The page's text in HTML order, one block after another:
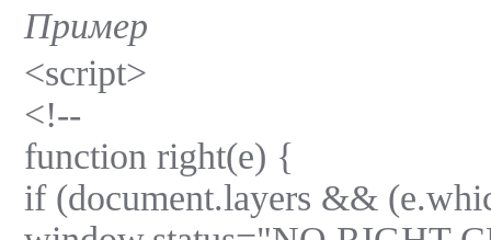
Пример
<script>
<!--
function right(e) {
if (document.layers &&